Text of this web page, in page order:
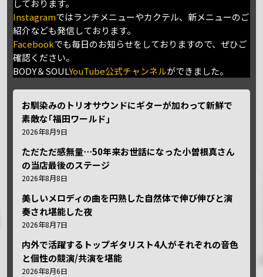
しております。
Instagramではランチメニューやカクテル、新メニューのご
紹介なども発信しております。
Facebookでも毎日のお知らせをしておりますので、ぜひご
確認ください。
BODY＆SOULYouTube公式チャンネルができました。
お馴染みのトリオサウンドにギターが加わって新鮮で
素敵な｢福田ワールド｣
2026年8月9日
ただただ感無量⋯50年来お世話になった小曽根真さん
の当店最後のステージ
2026年8月8日
美しいメロディの曲を円熟した自然体で伸び伸びと演
奏され堪能した夜
2026年8月7日
内外で活躍するトップギタリスト4人がそれぞれの音色
と個性の競演/共演を堪能
2026年8月6日